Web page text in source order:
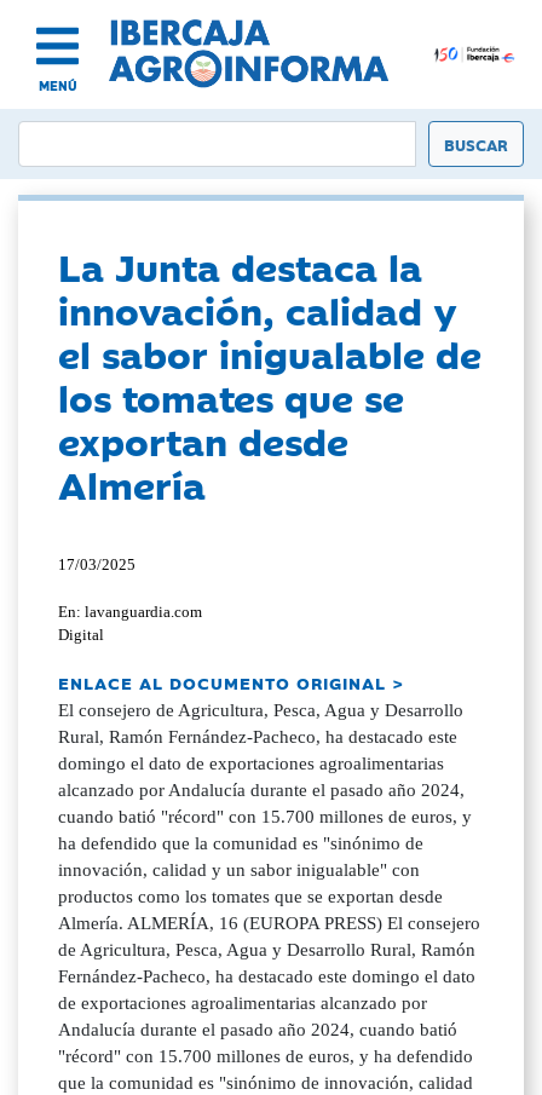
MENÚ
La Junta destaca la
innovación, calidad y
el sabor inigualable de
los tomates que se
exportan desde
Almería
17/03/2025
En: lavanguardia.com
Digital
ENLACE AL DOCUMENTO ORIGINAL >
El consejero de Agricultura, Pesca, Agua y Desarrollo
Rural, Ramón Fernández-Pacheco, ha destacado este
domingo el dato de exportaciones agroalimentarias
alcanzado por Andalucía durante el pasado año 2024,
cuando batió "récord" con 15.700 millones de euros, y
ha defendido que la comunidad es "sinónimo de
innovación, calidad y un sabor inigualable" con
productos como los tomates que se exportan desde
Almería. ALMERÍA, 16 (EUROPA PRESS) El consejero
de Agricultura, Pesca, Agua y Desarrollo Rural, Ramón
Fernández-Pacheco, ha destacado este domingo el dato
de exportaciones agroalimentarias alcanzado por
Andalucía durante el pasado año 2024, cuando batió
"récord" con 15.700 millones de euros, y ha defendido
que la comunidad es "sinónimo de innovación, calidad